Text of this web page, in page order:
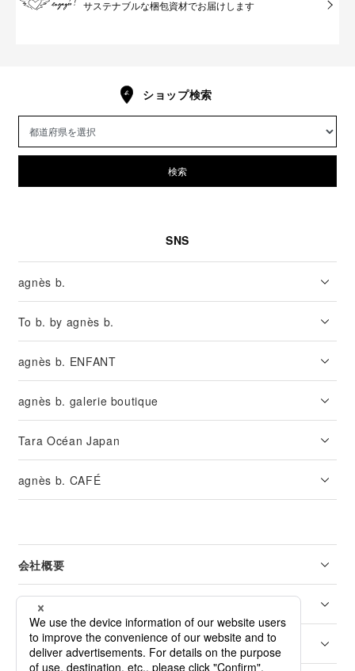
サステナブルな梱包資材でお届けします
ショップ検索
検索
SNS
agnès b.
To b. by agnès b.
agnès b. ENFANT
agnès b. galerie boutique
Tara Océan Japan
agnès b. CAFÉ
会社概要
リーガル
カスタマーサービス